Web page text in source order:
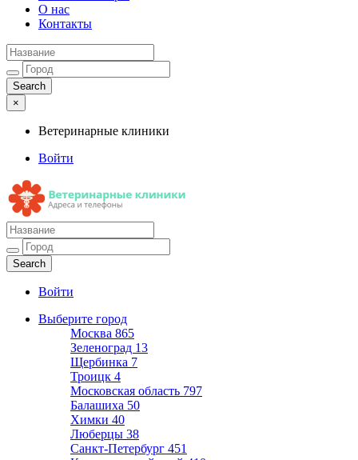
О нас
Контакты
×
Ветеринарные клиники
Войти
Ветеринарные клиники
Адреса и телефоны
Войти
Выберите город
Москва 865
Зеленоград 13
Щербинка 7
Троицк 4
Московская область 797
Балашиха 50
Химки 40
Люберцы 38
Санкт-Петербург 451